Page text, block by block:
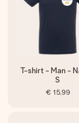
T-shirt - Man -
S
€ 15,99